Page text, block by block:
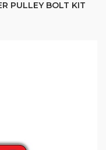
PULLEY BOLT KIT